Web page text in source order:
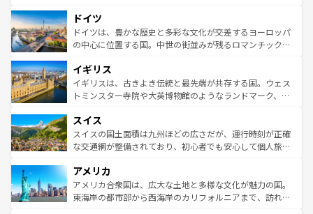
せる。地方によって風土や気候が異なるスペインはその個
性で訪れる人を魅了する。 なお、新着のスペイン情報は コ
ンテンツ一覧を参照してほしい。
で、幅広い魅力が詰まっている。華麗な宮殿、歴史的な大
聖堂、美しいビーチ、そして豊かな自然が、訪れる者を心
から魅了する。また、フランスは美食の国としても知ら
いる。シャンパンの発祥地であるランス、プロヴァンスの
香り高いラベンダー畑など、多彩な楽しみ方が可能だ。さ
らに、パリ以外の地域にも魅力が溢れており、どの街角に
れる地方に足を運ぶとそれぞれで全く異なる文化を体験で
きるだろう。 なお、新着のフランス情報はコンテンツ一覧
を参照してほしい。
ドイツ
ドイツは、豊かな歴史と多彩な文化が交差するヨーロッパ
の中心に位置する国。中世の街並みが残るロマンチック街
顔を持つこの国は、どこを歩いても飽きることがない。ベ
ルリンの文化的活気、バイエルン州のアルプスの絶景、そ
してライン川沿いのワイン畑といった風景は必見。ビール
は、お酒好きな人にはぜひ体験してほしい。 なお、新着の
ドイツ情報はコンテンツ一覧を参照してほしい。
イギリス
イギリスは、古きよき伝統と最先端が共存する国。ウェス
トミンスター寺院や大英博物館のようなランドマーク、歴
リアごとに異なる魅力がある。また、優雅なアフタヌーン
ティー、ビール好きにはたまらない英国パブ、サッカー観
戦など、本場だからこそできる体験も豊富。イギリスを旅
ンツ一覧を参照してほしい。
スイス
スイスの国土面積は九州ほどの広さだが、運行時刻が正確
な交通網が整備されており、初心者でも安心して個人旅行
の建物がそのまま残る町や、スイスならではのユニークな
博物館もあり、アルプス観光だけでなく町歩きも満喫する
ことができる。国民の所得が高いため物価も高いが、旅行
アメリカ
アメリカ合衆国は、広大な土地と多様な文化が魅力の国。
東海岸の都市部から西海岸のカリフォルニアまで、訪れる